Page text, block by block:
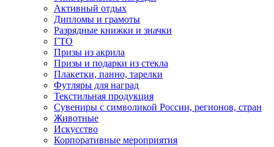
Активный отдых
Дипломы и грамоты
Разрядные книжки и значки
ГТО
Призы из акрила
Призы и подарки из стекла
Плакетки, панно, тарелки
Футляры для наград
Текстильная продукция
Сувениры с символикой России, регионов, стран
Животные
Искусство
Корпоративные мероприятия